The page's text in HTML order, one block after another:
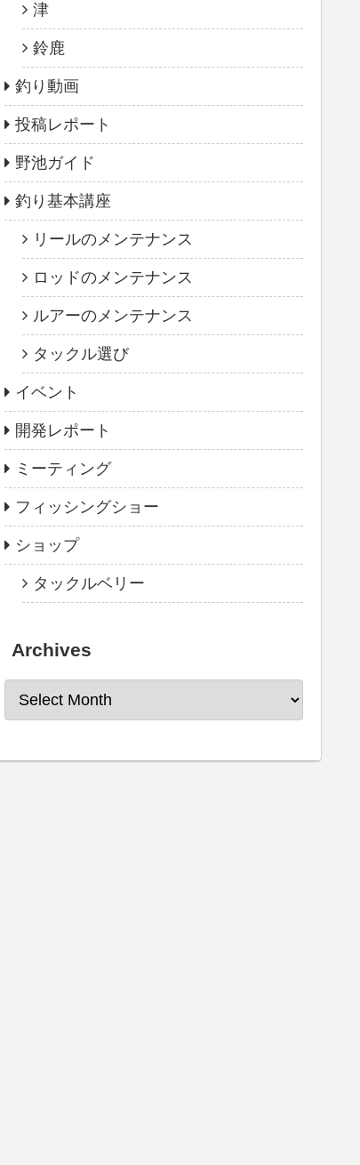
津
鈴鹿
釣り動画
投稿レポート
野池ガイド
釣り基本講座
リールのメンテナンス
ロッドのメンテナンス
ルアーのメンテナンス
タックル選び
イベント
開発レポート
ミーティング
フィッシングショー
ショップ
タックルベリー
Archives